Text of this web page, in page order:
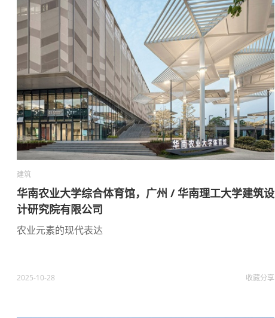
建筑
华南农业大学综合体育馆，广州 / 华南理工大学建筑设
计研究院有限公司
农业元素的现代表达
2025-10-28 收藏分享